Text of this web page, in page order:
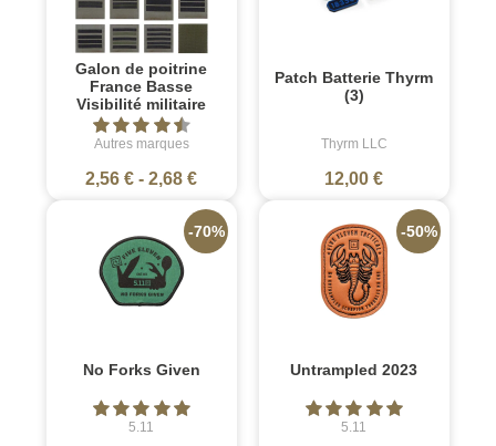
Galon de poitrine
France Basse
Visibilité militaire
Autres marques
2,56 € -2,68 €
Patch Batterie Thyrm
(3)
Thyrm LLC
12,00 €
No Forks Given
5.11
-70%
Untrampled 2023
5.11
-50%